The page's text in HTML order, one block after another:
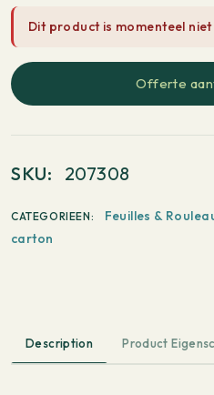
Dit product is momenteel
Offerte
SKU: 207308
CATEGORIEEN: Feuilles &
carton
Description Product